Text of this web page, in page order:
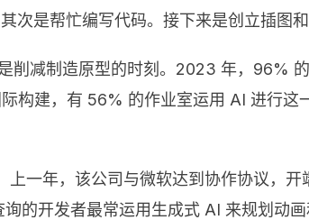
次是帮忙编写代码。接下来是创立插图
削减制造原型的时刻。2023 年，96%
构建，有 56% 的作业室运用 AI 进行
一年，该公司与微软达到协作协议，
的开发者最常运用生成式 AI 来规划动